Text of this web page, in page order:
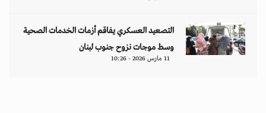
التصعيد العسكري يفاقم أزمات الخدمات الصحية
وسط موجات نزوح جنوب لبنان
11 مارس 2026 - 10:26